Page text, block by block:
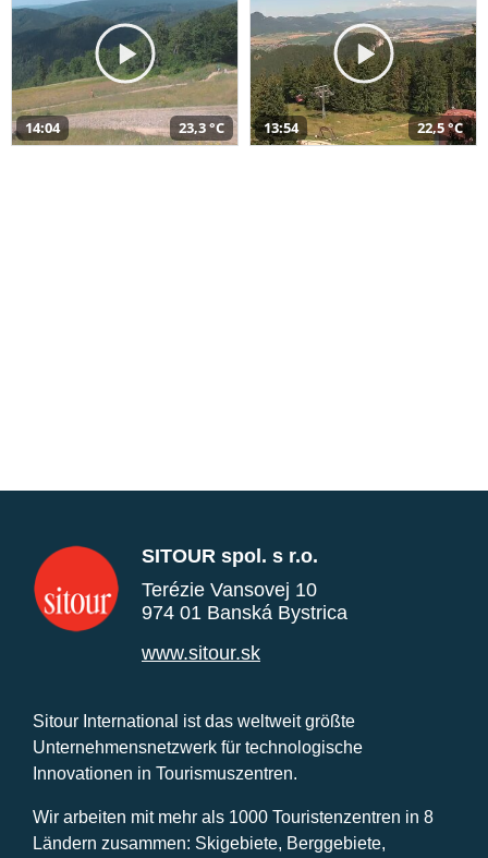
14:04 23,3 °C 13:54 22,5 °C
SITOUR spol. s r.o.
Terézie Vansovej 10
974 01 Banská Bystrica
www.sitour.sk
Sitour International ist das weltweit größte
Unternehmensnetzwerk für technologische
Innovationen in Tourismuszentren.
Wir arbeiten mit mehr als 1000 Touristenzentren in 8
Ländern zusammen: Skigebiete, Berggebiete,